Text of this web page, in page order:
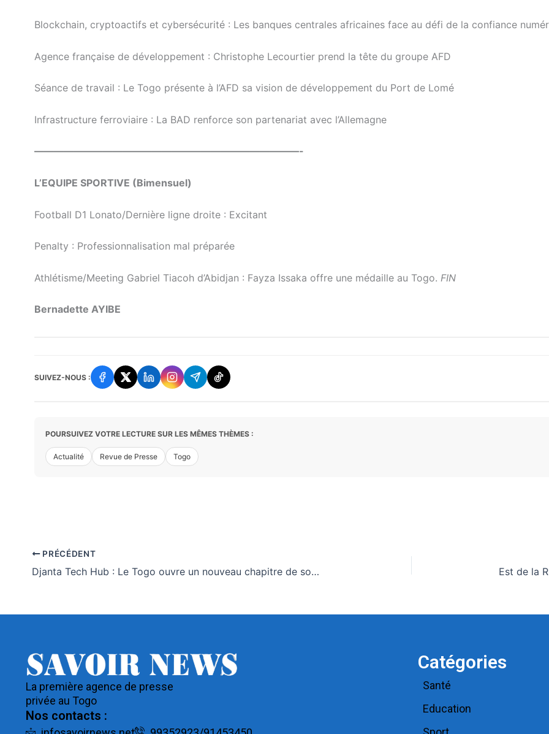
Blockchain, cryptoactifs et cybersécurité : Les banques centrales africaines face au défi de la confiance
Agence française de développement : Christophe Lecourtier prend la tête du groupe AFD
Séance de travail : Le Togo présente à l’AFD sa vision de développement du Port de Lomé
Infrastructure ferroviaire : La BAD renforce son partenariat avec l’Allemagne
———————————————————————————-
L’EQUIPE SPORTIVE (Bimensuel)
Football D1 Lonato/Dernière ligne droite : Excitant
Penalty : Professionnalisation mal préparée
Athlétisme/Meeting Gabriel Tiacoh d’Abidjan : Fayza Issaka offre une médaille au Togo. FIN
Bernadette AYIBE
SUIVEZ-NOUS :
POURSUIVEZ VOTRE LECTURE SUR LES MÊMES THÈMES :
Actualité Revue de Presse Togo
PRÉCÉDENT
Djanta Tech Hub : Le Togo ouvre un nouveau chapitre de son ambition numérique
La première agence de presse
privée au Togo
Nos contacts :
Catégories
Santé
Education